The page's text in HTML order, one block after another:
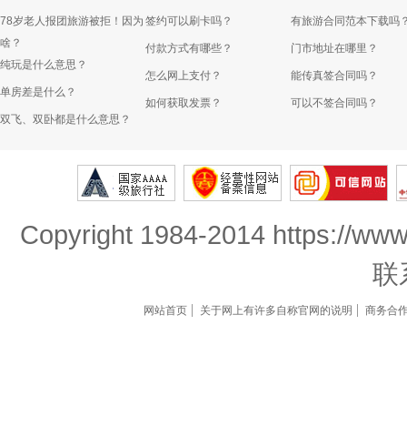
78岁老人报团旅游被拒！因为
啥？
纯玩是什么意思？
单房差是什么？
双飞、双卧都是什么意思？
签约可以刷卡吗？
付款方式有哪些？
怎么网上支付？
如何获取发票？
有旅游合同范本下载吗
门市地址在哪里？
能传真签合同吗？
可以不签合同吗？
Copyright 1984-2014 https://
联
网站首页 关于网上有许多自称官网的说明 商务合